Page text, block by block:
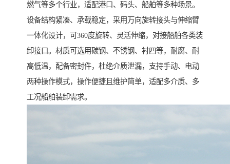
燃气等多个行业，适配港口、码头、船舶等多种场景。
设备结构紧凑、承载稳定，采用万向旋转接头与伸缩臂
一体化设计，可360度旋转、灵活伸缩，对接船舶各类装
卸接口。材质可选用碳钢、不锈钢、衬四等，耐腐、耐
高低温，配备密封件，杜绝介质泄漏，支持手动、电动
两种操作模式，操作便捷且维护简单，适配多介质、多
工况船舶装卸需求。